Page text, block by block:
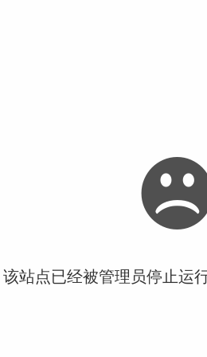
站点已经被管理员停止运